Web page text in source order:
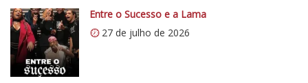
0
.
w
p
.
Entre o Sucesso e a Lama
27 de julho de 2026